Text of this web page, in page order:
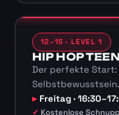
12–15 · LEVEL 1
HIP HOP
Der perfekte Start:
Selbstbewusstsein.
Freitag ·
Kostenlose